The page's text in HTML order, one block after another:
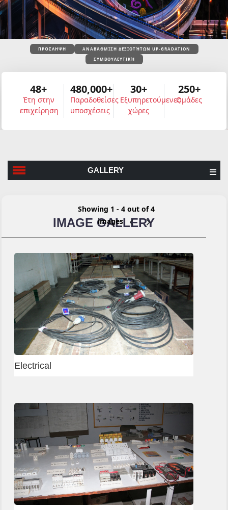
ΠΡΌΣΛΗΨΗ
ΑΝΑΒΆΘΜΙΣΗ ΔΕΞΙΟΤΉΤΩΝ UP-GRADATION
ΣΥΜΒΟΥΛΕΥΤΙΚΉ
48+
Έτη στην
επιχείρηση
480,000+
Παραδοθείσες
υποσχέσεις
30+
Εξυπηρετούμενες
χώρες
250+
Ομάδες
GALLERY
IMAGE GALLERY
Showing 1 - 4 out of 4
images
Electrical